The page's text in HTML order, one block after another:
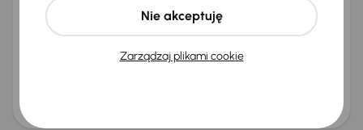
Od pierwszego właściciela
Auta krajowe
88 000 zł
Zarządzaj plikami cookie
Nie akceptuję